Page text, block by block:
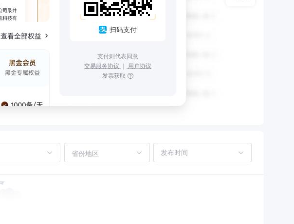
查看全部权益
扫码支付
支付则代表同意
交易服务协议 ｜ 用户协议
发票获取
省份地区